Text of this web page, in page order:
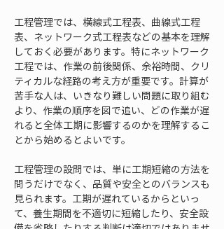
工程管理では、横線式工程表、曲線式工程
表、ネットワーク式工程表などの基本を理解
しておく必要があります。特にネットワーク
工程では、作業の前後関係、余裕時間、クリ
ティカルな経路の考え方が重要です。計算が
苦手な人は、いきなり難しい問題に取り組む
より、作業の順序を図で追い、どの作業が遅
れると全体工期に影響するのかを理解するこ
とから始めるとよいです。
工程管理の設問では、単に工期短縮の方法を
問うだけでなく、品質や安全とのバランスも
見られます。工期が遅れているからといっ
て、養生期間を不適切に短縮したり、安全設